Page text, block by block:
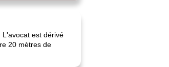
est dérivé
20 mètres de